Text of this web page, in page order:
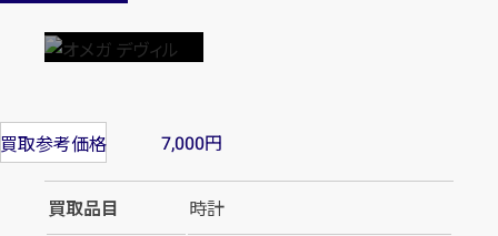
買取参考価格 7,000円
買取品目
時計